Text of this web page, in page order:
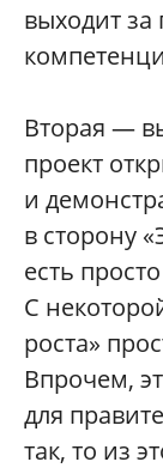
выходит
Вторая —
проект
и
в сторону
есть
С
роста»
Впрочем,
для
так, то из